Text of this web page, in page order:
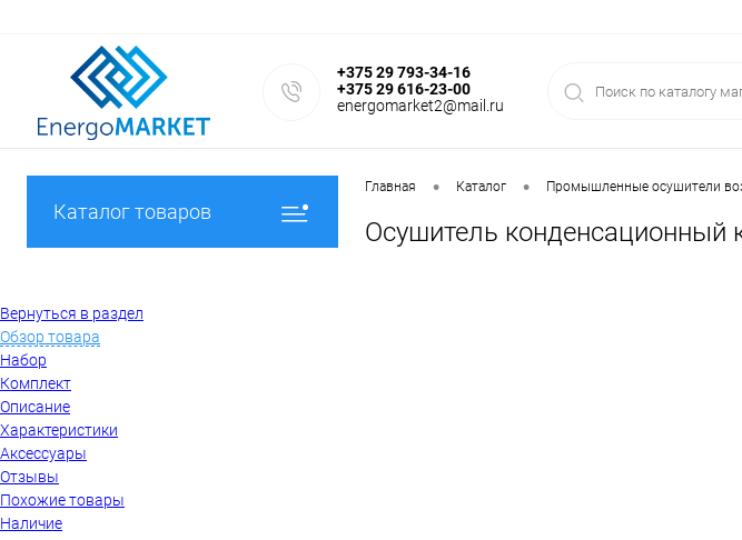
+375 29 793-34-16
+375 29 616-23-00
energomarket2@mail.ru
Каталог товаров
Главная • Каталог • Промышленные осушители
Осушитель конденсационный
Вернуться в раздел
Обзор товара
Набор
Комплект
Описание
Характеристики
Аксессуары
Отзывы
Похожие товары
Наличие